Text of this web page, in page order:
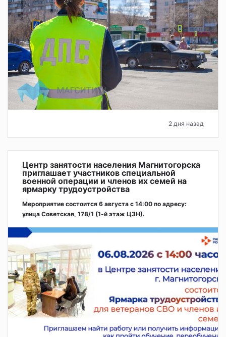
2 дня назад
Центр занятости населения Магнитогорска
приглашает участников специальной
военной операции и членов их семей на
ярмарку трудоустройства
Мероприятие состоится 6 августа с 14:00 по адресу:
улица Советская, 178/1 (1‑й этаж ЦЗН).